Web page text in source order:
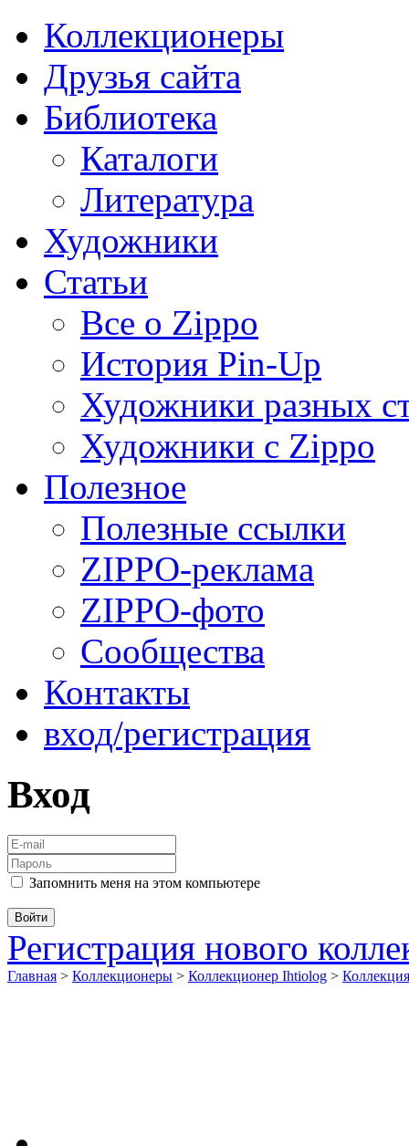
Коллекционеры
Друзья сайта
Библиотека
Каталоги
Литература
Художники
Статьи
Все о Zippo
История Pin-Up
Художники разных
Художники с Zippo
Полезное
Полезные ссылки
ZIPPO-реклама
ZIPPO-фото
Сообщества
Контакты
вход/регистрация
Вход
Запомнить меня на этом компьютере
Регистрация нового
Главная > Коллекционеры > Коллекционер Ihtiolog >